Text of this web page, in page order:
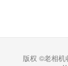
版权 ©老相